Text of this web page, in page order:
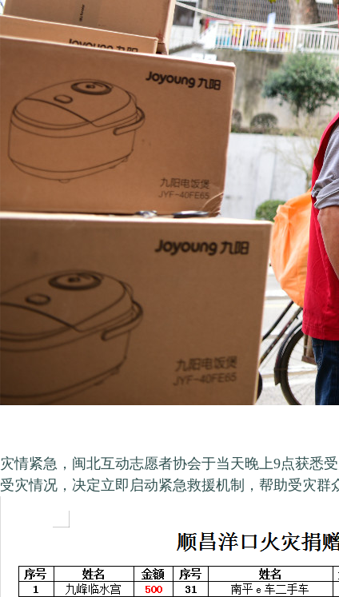
灾情紧急，闽北互动志愿者协会于当天晚上9点获悉
受灾情况，决定立即启动紧急救援机制，帮助受灾群